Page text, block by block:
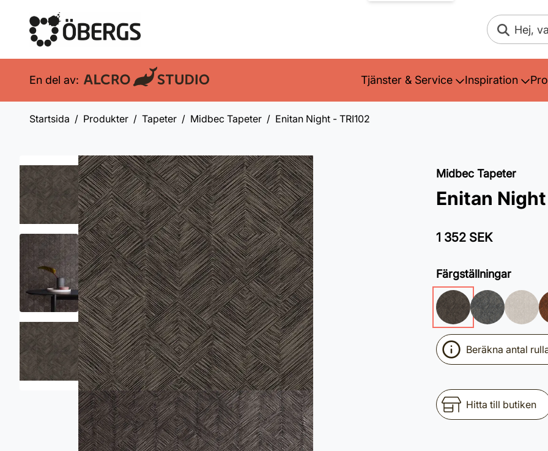
Sök
En del av: Tjänster & Service Inspiration
Startsida Produkter Tapeter Midbec Tapeter Enitan Night - TRI102
Midbec Tapeter
Enitan
1 352 SEK
Färgställningar
Beräkna antal
Hitta till butiken